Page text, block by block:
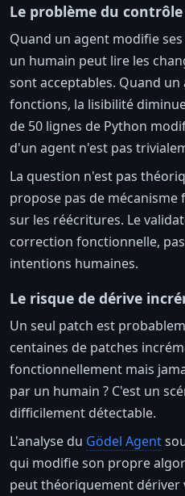
Le problème du
Quand un agent modifie
un humain peut lire les
sont acceptables. Quand
fonctions, la lisibilité
de 50 lignes de Python
d'un agent n'est pas
La question n'est pas
propose pas de
sur les réécritures. Le
correction fonctionnelle,
intentions humaines.
Le risque de dérive
Un seul patch est
centaines de patches
fonctionnellement mais
par un humain ? C'est un
difficilement détectable.
L'analyse du Gödel Agent
qui modifie son propre
peut théoriquement